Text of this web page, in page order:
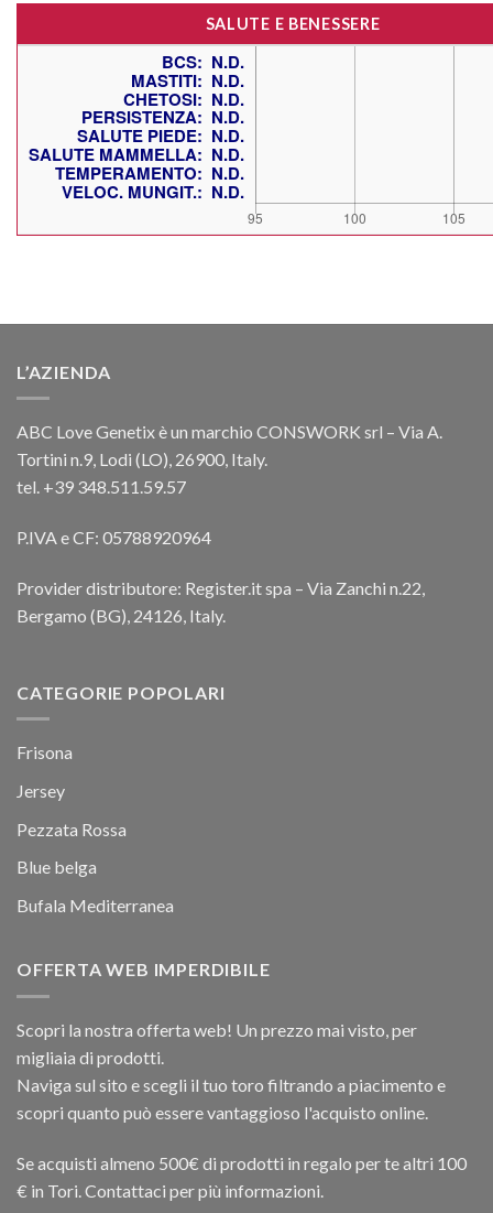
SALUTE E BENESSERE
L’AZIENDA
ABC Love Genetix è un marchio CONSWORK srl – Via A.
Tortini n.9, Lodi (LO), 26900, Italy.
tel. +39 348.511.59.57
P.IVA e CF: 05788920964
Provider distributore: Register.it spa – Via Zanchi n.22,
Bergamo (BG), 24126, Italy.
CATEGORIE POPOLARI
Frisona
Jersey
Pezzata Rossa
Blue belga
Bufala Mediterranea
OFFERTA WEB IMPERDIBILE
Scopri la nostra offerta web! Un prezzo mai visto, per
migliaia di prodotti.
Naviga sul sito e scegli il tuo toro filtrando a piacimento e
scopri quanto può essere vantaggioso l'acquisto online.
Se acquisti almeno 500€ di prodotti in regalo per te altri 100
€ in Tori. Contattaci per più informazioni.